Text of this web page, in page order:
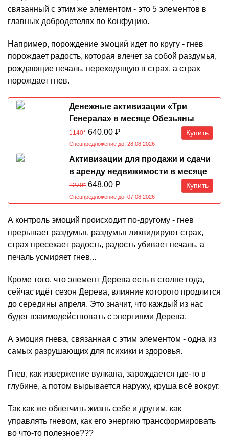
связанный с этим же элементом - это 5 элементов в
главных добродетелях по Конфуцию.
Например, порождение эмоций идет по кругу - гнев
порождает радость, которая влечет за собой раздумья,
рождающие печаль, переходящую в страх, а страх
порождает гнев.
Денежные активизации «Три
Генерала» в месяце Обезьяны
07.08-07.09.2026
1140* 640.00 Р Купить
Спецпредложение до: 28.08.2026
Активизации для продажи и сдачи
в аренду недвижимости в месяце
Обезьяны 07.08-07.09.2026
1270* 648.00 Р Купить
Спецпредложение до: 07.08.2026
А контроль эмоций происходит по-другому - гнев
прерывает раздумья, раздумья ликвидируют страх,
страх пресекает радость, радость убивает печаль, а
печаль усмиряет гнев...
Кроме того, что элемент Дерева есть в столпе года,
сейчас идёт сезон Дерева, влияние которого продлится
до середины апреля. Это значит, что каждый из нас
будет взаимодействовать с энергиями Дерева.
А эмоция гнева, связанная с этим элементом - одна из
самых разрушающих для психики и здоровья.
Гнев, как извержение вулкана, зарождается где-то в
глубине, а потом вырывается наружу, круша всё вокруг.
Так как же облегчить жизнь себе и другим, как
управлять гневом, как его энергию трансформировать
во что-то полезное???